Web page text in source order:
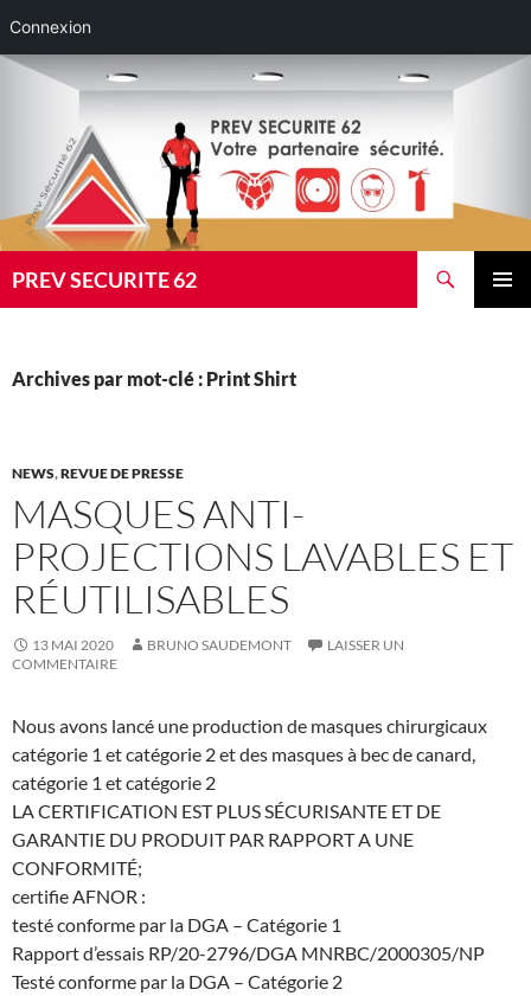
Connexion
Aller
PREV SECURITE 62
Archives par mot-clé : Print Shirt
NEWS,REVUE DE PRESSE
MASQUES ANTI-
PROJECTIONS LAVABLES ET
RÉUTILISABLES
13 MAI 2020 BRUNO SAUDEMONT
LAISSER UN
COMMENTAIRE
Nous avons lancé une production de masques chirurgicaux
catégorie 1 et catégorie 2 et des masques à bec de canard,
catégorie 1 et catégorie 2
LA CERTIFICATION EST PLUS SÉCURISANTE ET DE
GARANTIE DU PRODUIT PAR RAPPORT A UNE
CONFORMITÉ;
certifie AFNOR :
testé conforme par la DGA – Catégorie 1
Rapport d’essais RP/20-2796/DGA MNRBC/2000305/NP
Testé conforme par la DGA – Catégorie 2